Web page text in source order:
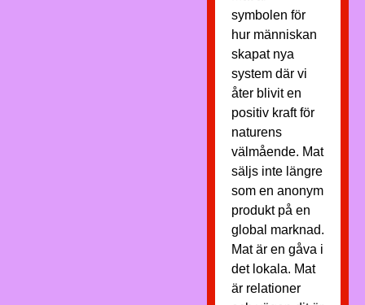
symbolen för
hur människan
skapat nya
system där vi
åter blivit en
positiv kraft för
naturens
välmående. Mat
säljs inte längre
som en anonym
produkt på en
global marknad.
Mat är en gåva i
det lokala. Mat
är relationer